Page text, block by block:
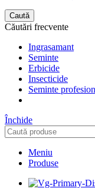
Caută
Căutări frecvente
Ingrasamant
Seminte
Erbicide
Insecticide
Seminte
Închide
Meniu
Produse